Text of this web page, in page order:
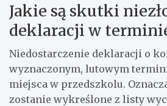
Jakie są skutki
deklaracji w
Niedostarczenie deklaracji o
wyznaczonym, lutowym
miejsca w przedszkolu.
zostanie wykreślone z listy